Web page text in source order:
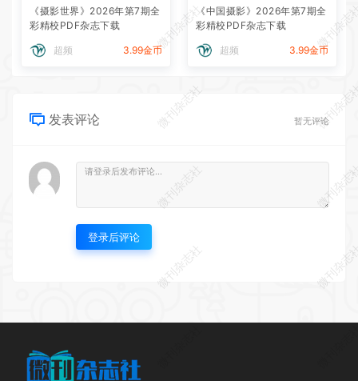
《摄影世界》2026年第7期全
彩精校PDF杂志下载
超频 3.99金币
《中国摄影》2026年第7期全
彩精校PDF杂志下载
超频 3.99金币
发表评论 暂无评论
登录后评论
微刊杂志社
微刊杂
微刊杂志社
微刊杂
微刊杂志社
微刊杂
微刊杂志社
微刊杂